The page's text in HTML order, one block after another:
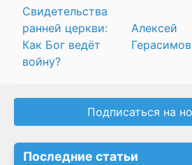
Свидетельства
ранней церкви:
Как Бог ведёт
войну?
Алексей
Герасимов
Подписаться на
Последние статьи